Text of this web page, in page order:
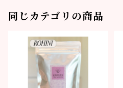
同じカテゴリの商品